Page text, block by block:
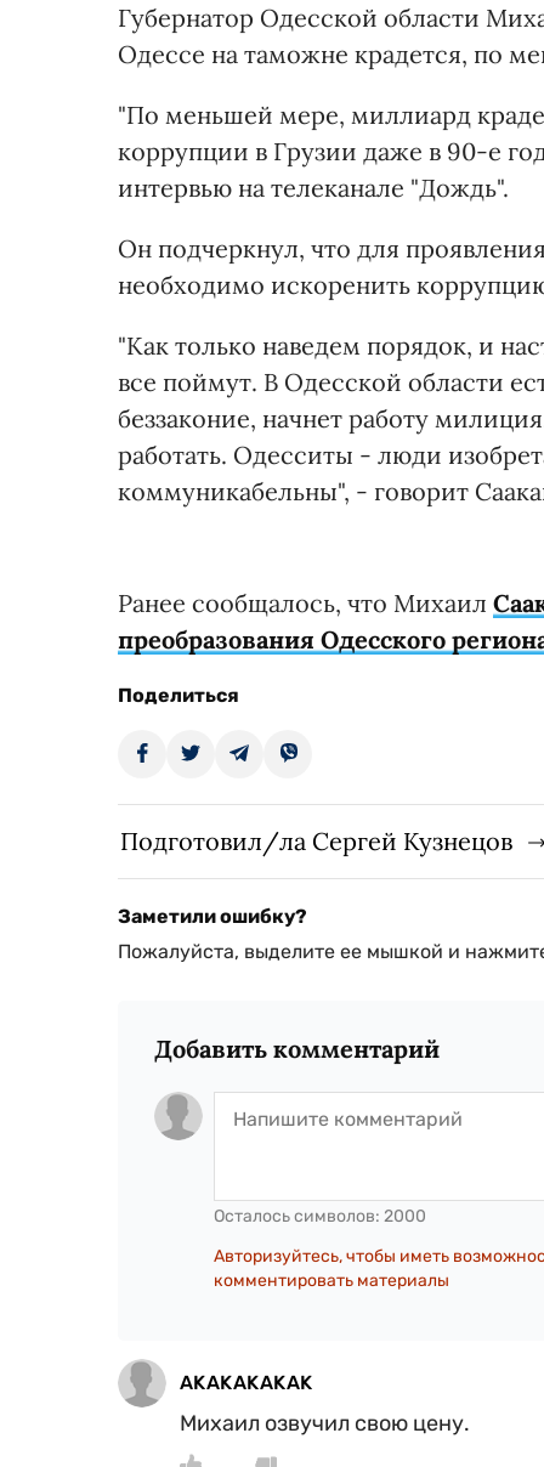
Губернатор Одесской области
Одессе на таможне крадется, по
"По меньшей мере, миллиард
коррупции в Грузии даже в 90-е
интервью на телеканале "Дождь".
Он подчеркнул, что для
необходимо искоренить
"Как только наведем порядок, и
все поймут. В Одесской области
беззаконие, начнет работу
работать. Одесситы - люди
коммуникабельны", - говорит
Ранее сообщалось, что Михаил
преобразования Одесского
Поделиться
Подготовил/ла Сергей Кузнецов
Заметили ошибку?
Пожалуйста, выделите ее мышкой и
Добавить комментарий
Осталось символов: 2000
Авторизуйтесь, чтобы иметь
комментировать материалы
AKAKAKAKAK
Михаил озвучил свою цену.